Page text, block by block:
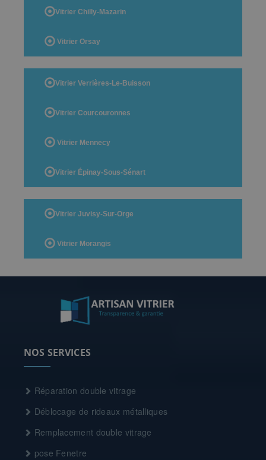
Vitrier Chilly-Mazarin
Vitrier Orsay
Vitrier Verrières-Le-Buisson
Vitrier Courcouronnes
Vitrier Mennecy
Vitrier Épinay-Sous-Sénart
Vitrier Juvisy-Sur-Orge
Vitrier Morangis
NOS SERVICES
Réparation double vitrage
Déblocage de rideaux métalliques
Remplacement double vitrage
pose Fenetre